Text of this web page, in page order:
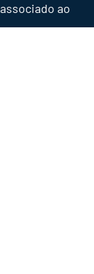
associado ao